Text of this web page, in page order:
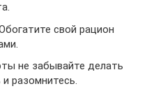
свой рацион
не забывайте делать
разомнитесь.